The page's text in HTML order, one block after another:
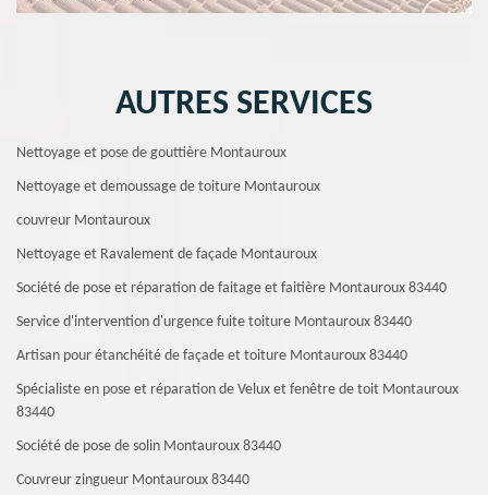
AUTRES SERVICES
Nettoyage et pose de gouttière Montauroux
Nettoyage et demoussage de toiture Montauroux
couvreur Montauroux
Nettoyage et Ravalement de façade Montauroux
Société de pose et réparation de faitage et faitière Montauroux 83440
Service d'intervention d'urgence fuite toiture Montauroux 83440
Artisan pour étanchéité de façade et toiture Montauroux 83440
Spécialiste en pose et réparation de Velux et fenêtre de toit Montauroux
83440
Société de pose de solin Montauroux 83440
Couvreur zingueur Montauroux 83440